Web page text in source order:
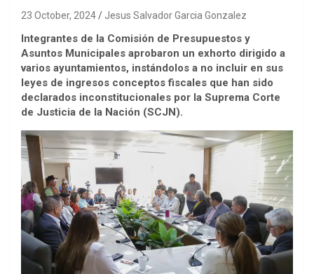
23 October, 2024 Jesus Salvador Garcia Gonzalez
Integrantes de la Comisión de Presupuestos y
Asuntos Municipales aprobaron un exhorto dirigido a
varios ayuntamientos, instándolos a no incluir en sus
leyes de ingresos conceptos fiscales que han sido
declarados inconstitucionales por la Suprema Corte
de Justicia de la Nación (SCJN).